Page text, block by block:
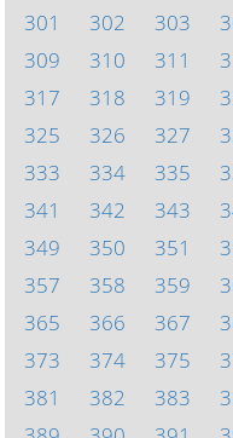
301
302 303
309
310 311
317
318 319
325
326 327
333
334 335
341
342 343
349
350 351
357
358 359
365
366 367
373
374 375
381
382 383